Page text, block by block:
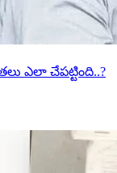
ఎలా చేపట్టింది..?